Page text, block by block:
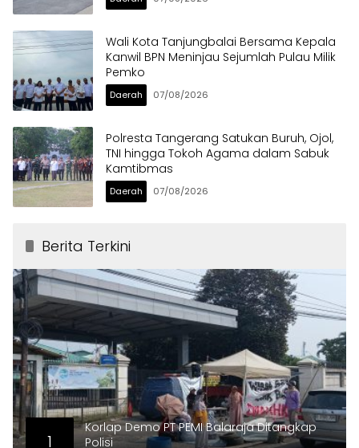
Wali Kota Tanjungbalai Bersama Kepala
Kanwil BPN Meninjau Sejumlah Pulau Milik
Pemko
Daerah 07/08/2026
Polresta Tangerang Satukan Buruh, Ojol,
TNI hingga Tokoh Agama dalam Sabuk
Kamtibmas
Daerah 07/08/2026
Berita Terkini
1
Korlap Demo PT PEMI Balaraja Ditangkap
Polisi